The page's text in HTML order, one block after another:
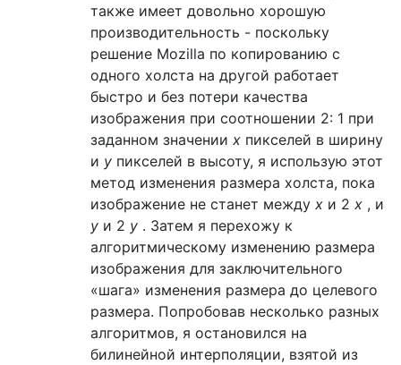
также имеет довольно хорошую
производительность - поскольку
решение Mozilla по копированию с
одного холста на другой работает
быстро и без потери качества
изображения при соотношении 2: 1 при
заданном значении x пикселей в ширину
и y пикселей в высоту, я использую этот
метод изменения размера холста, пока
изображение не станет между x и 2 x , и
y и 2 y . Затем я перехожу к
алгоритмическому изменению размера
изображения для заключительного
«шага» изменения размера до целевого
размера. Попробовав несколько разных
алгоритмов, я остановился на
билинейной интерполяции, взятой из